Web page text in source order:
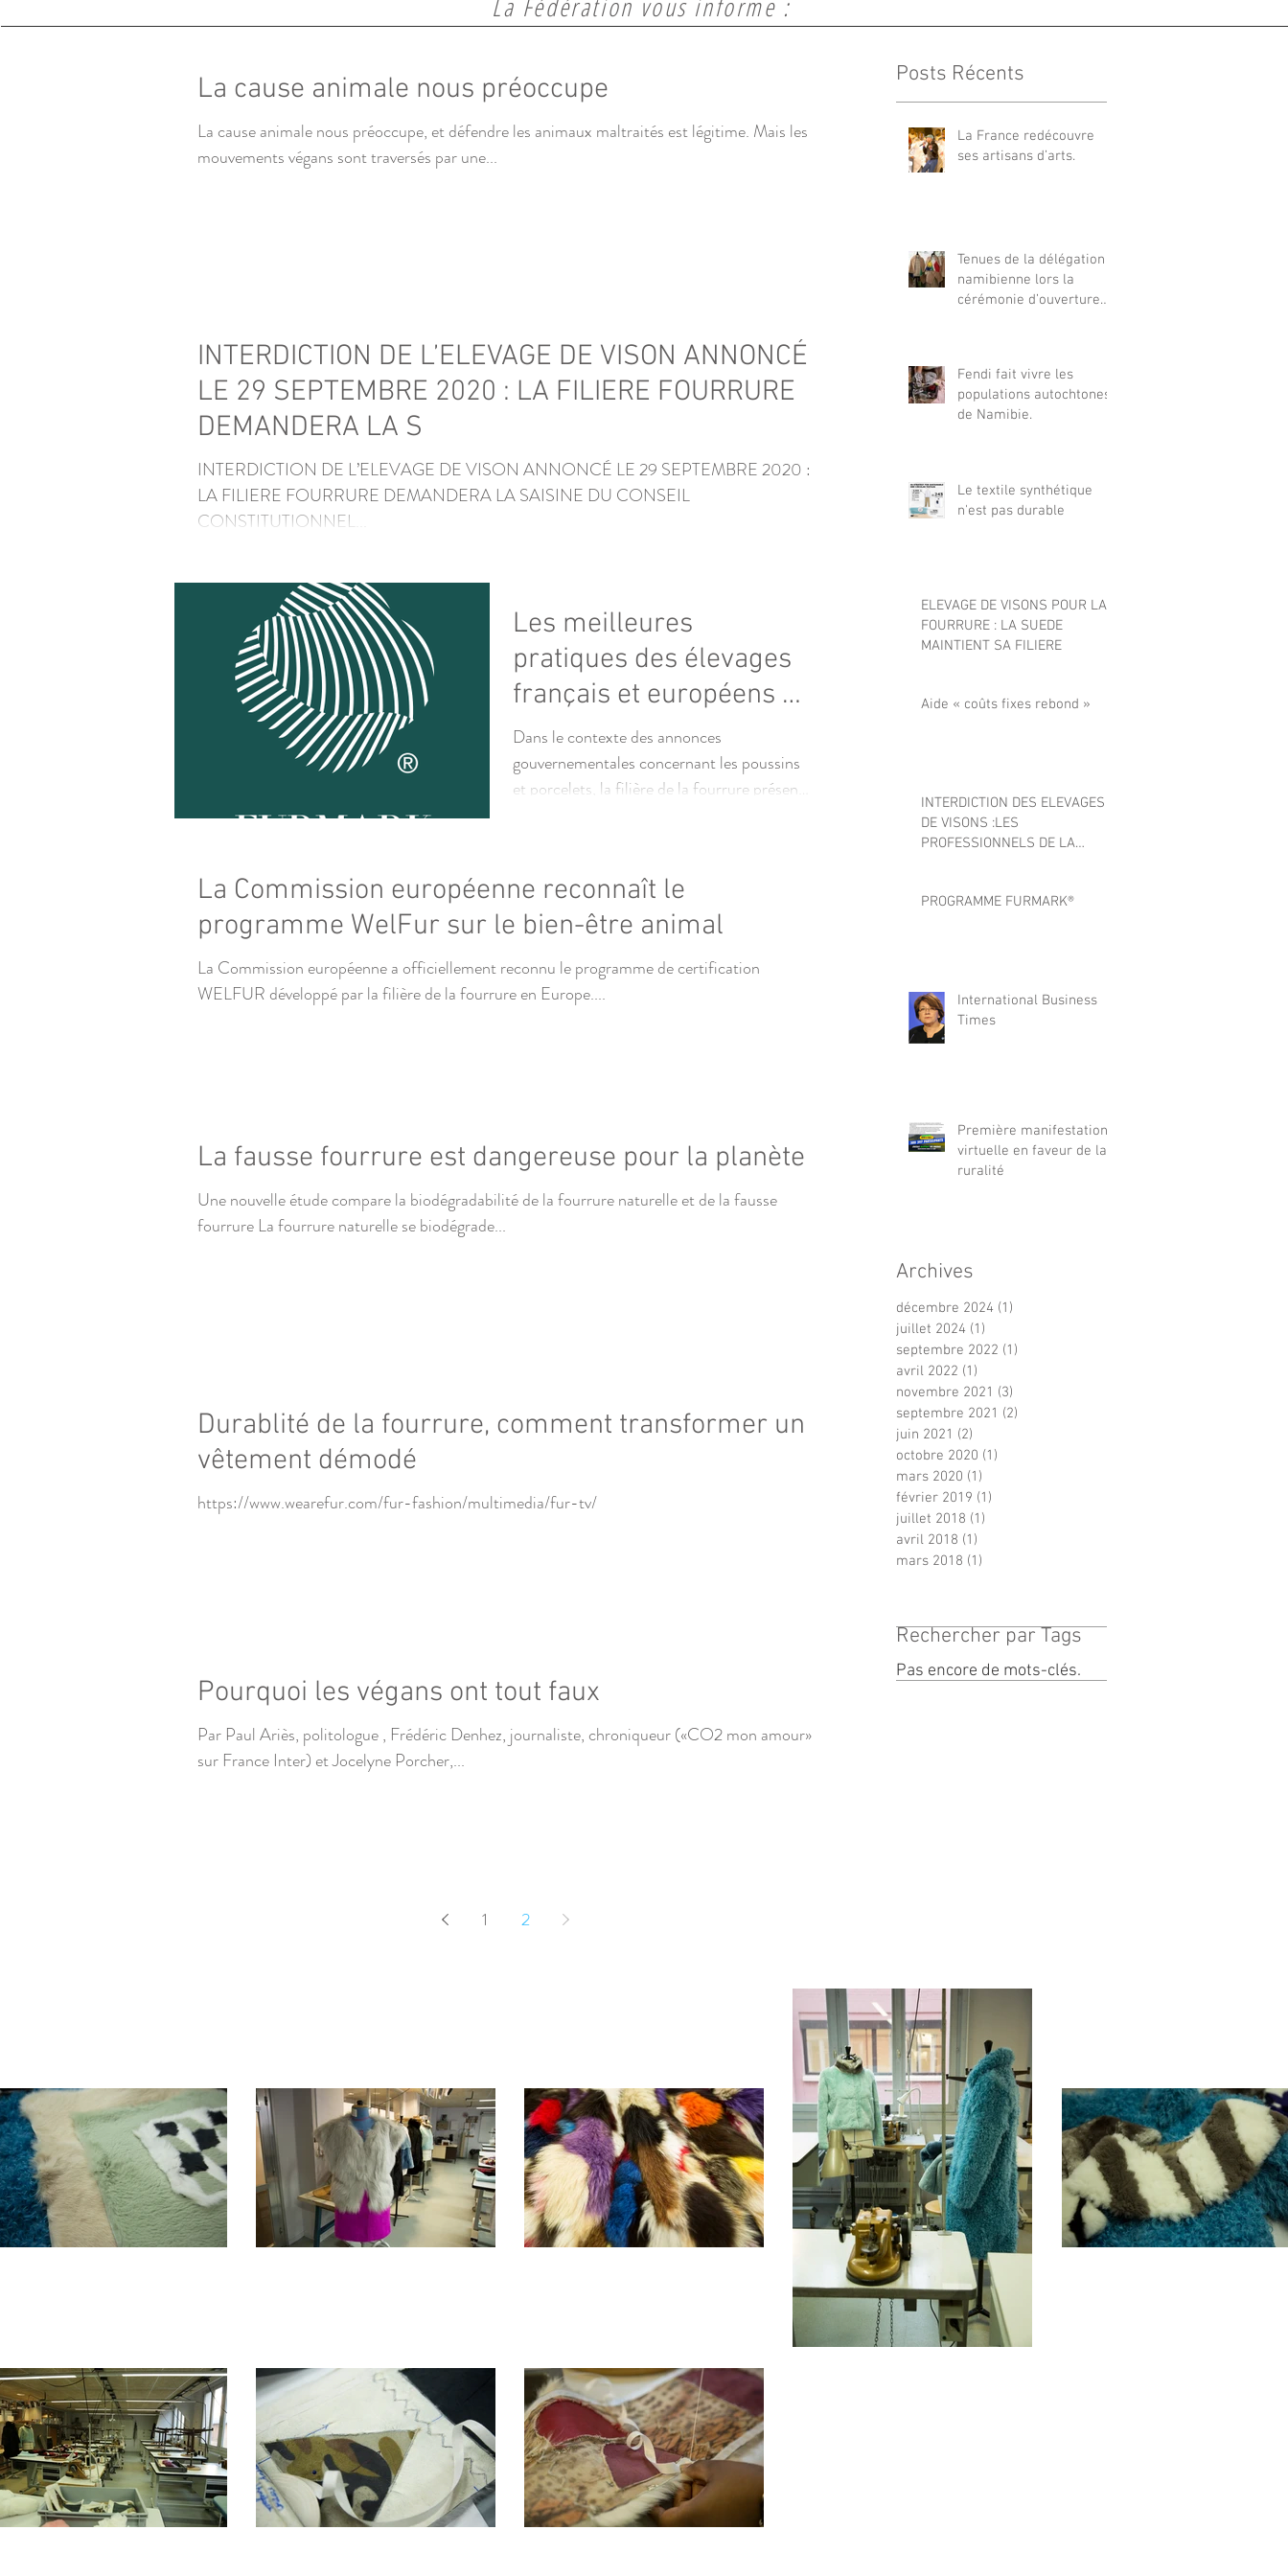
La cause animale nous préoccupe
La cause animale nous préoccupe, et défendre les animaux maltraités est légitime. Mais les
mouvements végans sont traversés par une...
INTERDICTION DE L’ELEVAGE DE VISON ANNONCÉ
LE 29 SEPTEMBRE 2020 : LA FILIERE FOURRURE
DEMANDERA LA S
INTERDICTION DE L’ELEVAGE DE VISON ANNONCÉ LE 29 SEPTEMBRE 2020 :
LA FILIERE FOURRURE DEMANDERA LA SAISINE DU CONSEIL
CONSTITUTIONNEL...
Les meilleures
pratiques des élevages
français et européens de
visons sont devenues
obligatoires dan
Dans le contexte des annonces
gouvernementales concernant les poussins
et porcelets, la filière de la fourrure présente
La Commission européenne reconnaît le
programme WelFur sur le bien-être animal
La Commission européenne a officiellement reconnu le programme de certification
WELFUR développé par la filière de la fourrure en Europe....
La fausse fourrure est dangereuse pour la planète
Une nouvelle étude compare la biodégradabilité de la fourrure naturelle et de la fausse
fourrure La fourrure naturelle se biodégrade...
Durablité de la fourrure, comment transformer un
vêtement démodé
https://www.wearefur.com/fur-fashion/multimedia/fur-tv/
Pourquoi les végans ont tout faux
Par Paul Ariès, politologue , Frédéric Denhez, journaliste, chroniqueur («CO2 mon amour»
sur France Inter) et Jocelyne Porcher,...
1 2
Posts Récents
La France redécouvre
ses artisans d’arts.
Tenues de la délégation
namibienne lors la
cérémonie d’ouverture
Fendi fait vivre les
populations autochtones
de Namibie.
Le textile synthétique
n'est pas durable
ELEVAGE DE VISONS POUR LA
FOURRURE : LA SUEDE
MAINTIENT SA FILIERE
Aide « coûts fixes rebond »
INTERDICTION DES ELEVAGES
DE VISONS :LES
PROFESSIONNELS DE LA
PROGRAMME FURMARK®
International Business
Times
Première manifestation
virtuelle en faveur de la
ruralité
Archives
décembre 2024 (1)
juillet 2024 (1)
septembre 2022 (1)
avril 2022 (1)
novembre 2021 (3)
septembre 2021 (2)
juin 2021 (2)
octobre 2020 (1)
mars 2020 (1)
février 2019 (1)
juillet 2018 (1)
avril 2018 (1)
mars 2018 (1)
Rechercher par Tags
Pas encore de mots-clés.